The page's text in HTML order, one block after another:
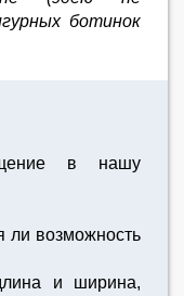
ботинок
в нашу
ли возможность
и ширина,